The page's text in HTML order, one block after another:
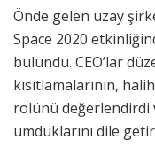
Önde gelen uzay
Space 2020
bulundu. CEO’lar
kısıtlamalarının,
rolünü değerlendirdi
umduklarını dile